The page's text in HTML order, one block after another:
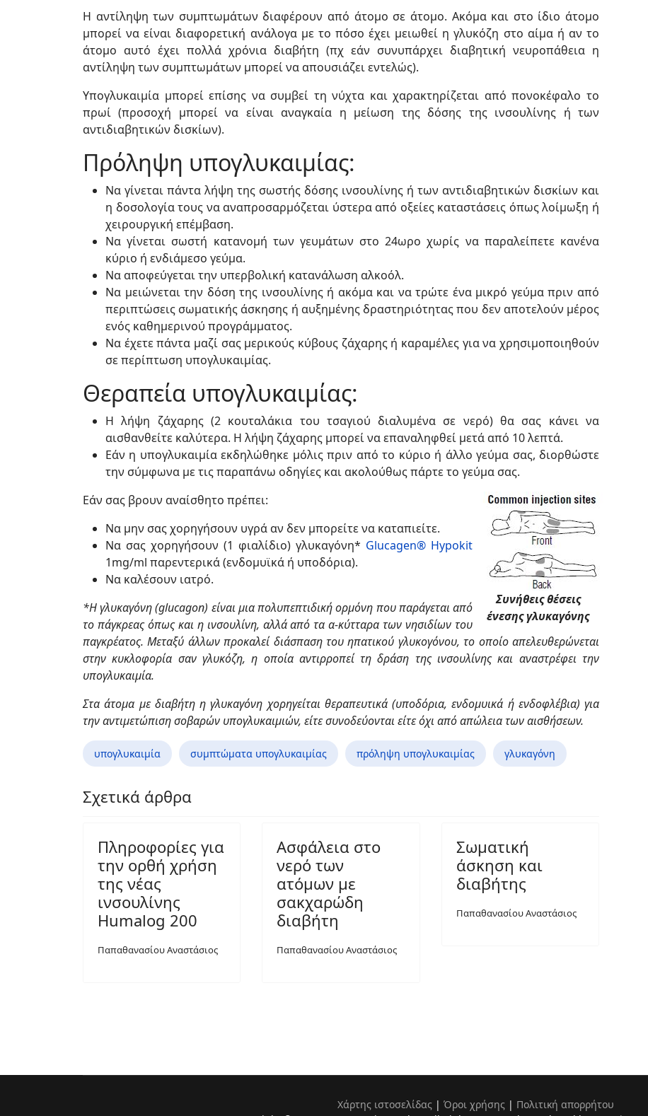
Η αντίληψη των συμπτωμάτων διαφέρουν από άτομο σε άτομο. Ακόμα και στο ίδιο άτομο
μπορεί να είναι διαφορετική ανάλογα με το πόσο έχει μειωθεί η γλυκόζη στο αίμα ή αν το
άτομο αυτό έχει πολλά χρόνια διαβήτη (πχ εάν συνυπάρχει διαβητική νευροπάθεια η
αντίληψη των συμπτωμάτων μπορεί να απουσιάζει εντελώς).
Υπογλυκαιμία μπορεί επίσης να συμβεί τη νύχτα και χαρακτηρίζεται από πονοκέφαλο το
πρωί (προσοχή μπορεί να είναι αναγκαία η μείωση της δόσης της ινσουλίνης ή των
αντιδιαβητικών δισκίων).
Πρόληψη υπογλυκαιμίας:
Να γίνεται πάντα λήψη της σωστής δόσης ινσουλίνης ή των αντιδιαβητικών δισκίων και
η δοσολογία τους να αναπροσαρμόζεται ύστερα από οξείες καταστάσεις όπως λοίμωξη ή
χειρουργική επέμβαση.
Να γίνεται σωστή κατανομή των γευμάτων στο 24ωρο χωρίς να παραλείπετε κανένα
κύριο ή ενδιάμεσο γεύμα.
Να αποφεύγεται την υπερβολική κατανάλωση αλκοόλ.
Να μειώνεται την δόση της ινσουλίνης ή ακόμα και να τρώτε ένα μικρό γεύμα πριν από
περιπτώσεις σωματικής άσκησης ή αυξημένης δραστηριότητας που δεν αποτελούν μέρος
ενός καθημερινού προγράμματος.
Να έχετε πάντα μαζί σας μερικούς κύβους ζάχαρης ή καραμέλες για να χρησιμοποιηθούν
σε περίπτωση υπογλυκαιμίας.
Θεραπεία υπογλυκαιμίας:
Η λήψη ζάχαρης (2 κουταλάκια του τσαγιού διαλυμένα σε νερό) θα σας κάνει να
αισθανθείτε καλύτερα. Η λήψη ζάχαρης μπορεί να επαναληφθεί μετά από 10 λεπτά.
Εάν η υπογλυκαιμία εκδηλώθηκε μόλις πριν από το κύριο ή άλλο γεύμα σας, διορθώστε
την σύμφωνα με τις παραπάνω οδηγίες και ακολούθως πάρτε το γεύμα σας.
Εάν σας βρουν αναίσθητο πρέπει:
Συνήθεις θέσεις
ένεσης γλυκαγόνης
Να μην σας χορηγήσουν υγρά αν δεν μπορείτε να καταπιείτε.
Να σας χορηγήσουν (1 φιαλίδιο) γλυκαγόνη* Glucagen® Hypokit
1mg/ml παρεντερικά (ενδομυϊκά ή υποδόρια).
Να καλέσουν ιατρό.
*Η γλυκαγόνη (glucagon) είναι μια πολυπεπτιδική ορμόνη που παράγεται από
το πάγκρεας όπως και η ινσουλίνη, αλλά από τα α-κύτταρα των νησιδίων του
παγκρέατος. Μεταξύ άλλων προκαλεί διάσπαση του ηπατικού γλυκογόνου, το οποίο απελευθερώνεται
στην κυκλοφορία σαν γλυκόζη, η οποία αντιρροπεί τη δράση της ινσουλίνης και αναστρέφει την
υπογλυκαιμία.
Στα άτομα με διαβήτη η γλυκαγόνη χορηγείται θεραπευτικά (υποδόρια, ενδομυικά ή ενδοφλέβια) για
την αντιμετώπιση σοβαρών υπογλυκαιμιών, είτε συνοδεύονται είτε όχι από απώλεια των αισθήσεων.
υπογλυκαιμία συμπτώματα υπογλυκαιμίας πρόληψη υπογλυκαιμίας γλυκαγόνη
Σχετικά άρθρα
Πληροφορίες για
την ορθή χρήση
της νέας
ινσουλίνης
Humalog 200
Παπαθανασίου Αναστάσιος
Ασφάλεια στο
νερό των
ατόμων με
σακχαρώδη
διαβήτη
Παπαθανασίου Αναστάσιος
Σωματική
άσκηση και
διαβήτης
Παπαθανασίου Αναστάσιος
Χάρτης ιστοσελίδας| Όροι χρήσης| Πολιτική απορρήτου